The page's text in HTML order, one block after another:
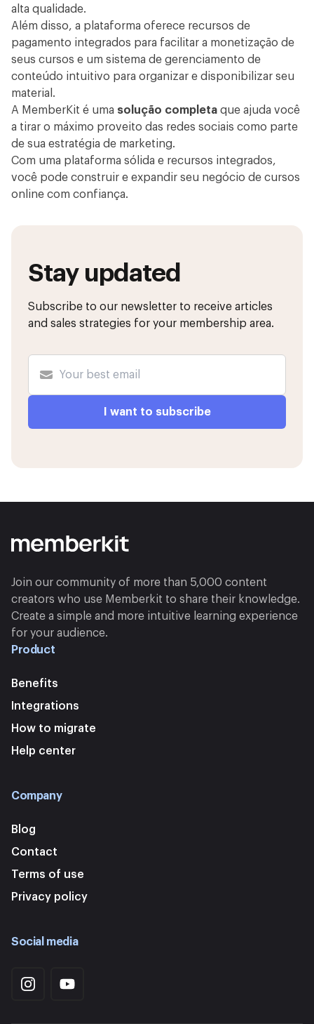
alta qualidade.
Além disso, a plataforma oferece recursos de
pagamento integrados para facilitar a monetização de
seus cursos e um sistema de gerenciamento de
conteúdo intuitivo para organizar e disponibilizar seu
material.
A MemberKit é uma solução completa que ajuda você
a tirar o máximo proveito das redes sociais como parte
de sua estratégia de marketing.
Com uma plataforma sólida e recursos integrados,
você pode construir e expandir seu negócio de cursos
online com confiança.
Stay updated
Subscribe to our newsletter to receive articles
and sales strategies for your membership area.
Join our community of more than 5,000 content
creators who use Memberkit to share their knowledge.
Create a simple and more intuitive learning experience
for your audience.
Product
Benefits
Integrations
How to migrate
Help center
Company
Blog
Contact
Terms of use
Privacy policy
Social media